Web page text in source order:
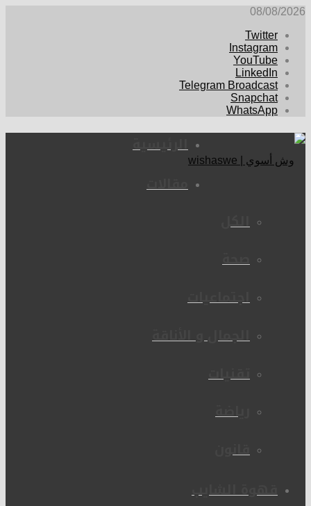
08/08/2026
Twitter
Instagram
YouTube
LinkedIn
Telegram Broadcast
Snapchat
WhatsApp
الرئيسية
مقالات
الكل
صحة
اجتماعيات
الجمال و الأناقة
تقنيات
رياضة
قانون
قهوة الشايب